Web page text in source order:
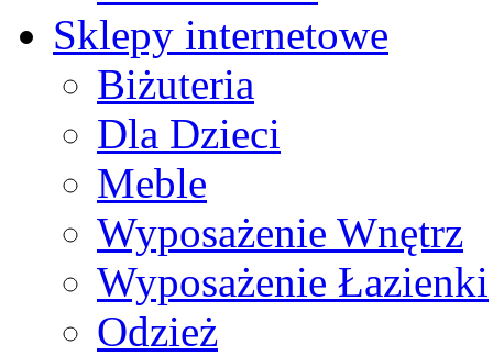
Sklepy internetowe
Biżuteria
Dla Dzieci
Meble
Wyposażenie Wnętrz
Wyposażenie Łazienki
Odzież